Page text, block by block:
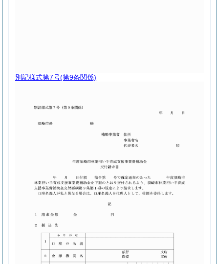
別記様式第7号(第9条関係)